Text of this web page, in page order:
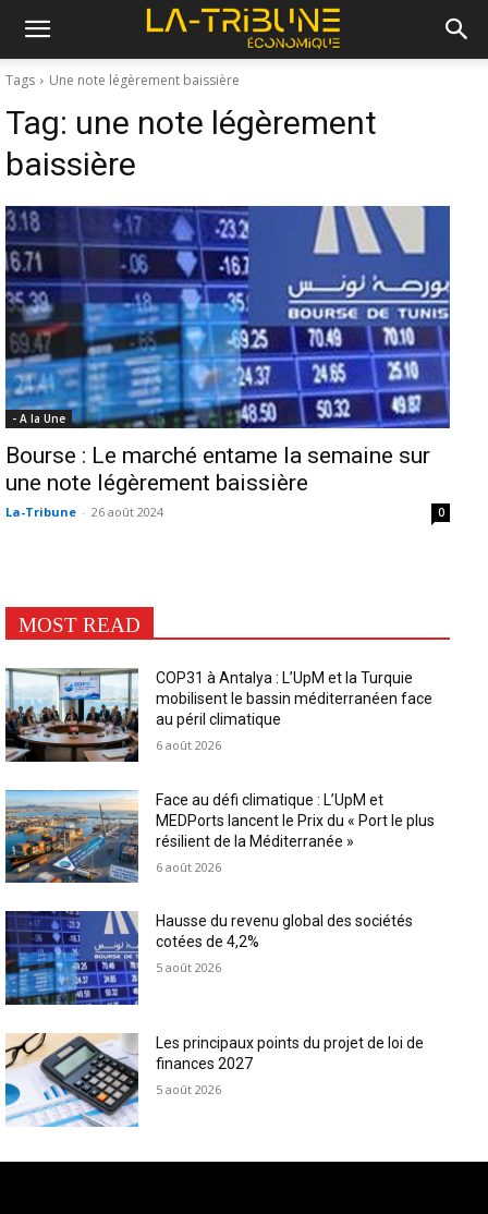
Tags Une note légèrement baissière
Tag: une note légèrement
baissière
- A la Une
Bourse : Le marché entame la semaine sur
une note légèrement baissière
La-Tribune - 26 août 2024 0
MOST READ
COP31 à Antalya : L’UpM et la Turquie
mobilisent le bassin méditerranéen face
au péril climatique
6 août 2026
Face au défi climatique : L’UpM et
MEDPorts lancent le Prix du « Port le plus
résilient de la Méditerranée »
6 août 2026
Hausse du revenu global des sociétés
cotées de 4,2%
5 août 2026
Les principaux points du projet de loi de
finances 2027
5 août 2026